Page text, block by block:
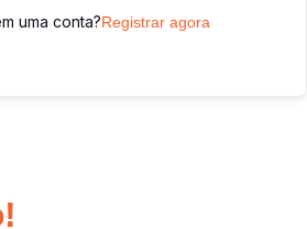
uma conta?Registrar agora